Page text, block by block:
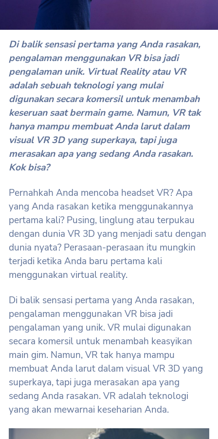
Di balik sensasi pertama yang Anda rasakan,
pengalaman menggunakan VR bisa jadi
pengalaman unik. Virtual Reality atau VR
adalah sebuah teknologi yang mulai
digunakan secara komersil untuk menambah
keseruan saat bermain game. Namun, VR tak
hanya mampu membuat Anda larut dalam
visual VR 3D yang superkaya, tapi juga
merasakan apa yang sedang Anda rasakan.
Kok bisa?
Pernahkah Anda mencoba headset VR? Apa
yang Anda rasakan ketika menggunakannya
pertama kali? Pusing, linglung atau terpukau
dengan dunia VR 3D yang menjadi satu dengan
dunia nyata? Perasaan-perasaan itu mungkin
terjadi ketika Anda baru pertama kali
menggunakan virtual reality.
Di balik sensasi pertama yang Anda rasakan,
pengalaman menggunakan VR bisa jadi
pengalaman yang unik. VR mulai digunakan
secara komersil untuk menambah keasyikan
main gim. Namun, VR tak hanya mampu
membuat Anda larut dalam visual VR 3D yang
superkaya, tapi juga merasakan apa yang
sedang Anda rasakan. VR adalah teknologi
yang akan mewarnai keseharian Anda.